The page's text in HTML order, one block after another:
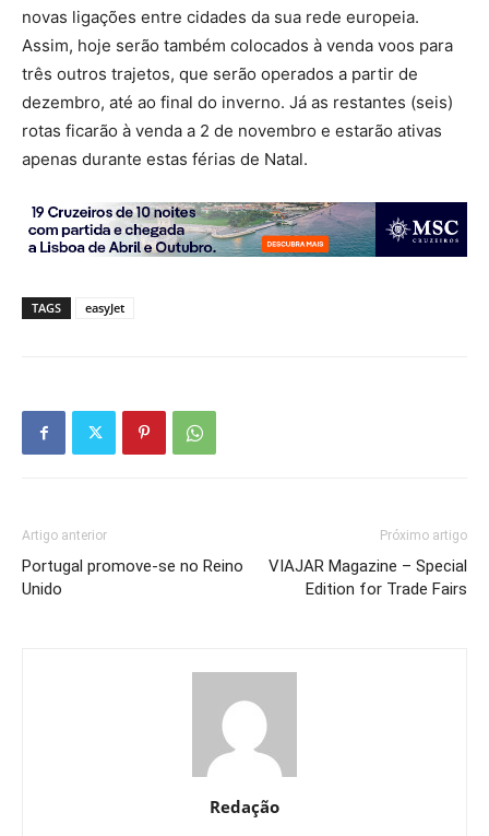
novas ligações entre cidades da sua rede europeia.
Assim, hoje serão também colocados à venda voos para
três outros trajetos, que serão operados a partir de
dezembro, até ao final do inverno. Já as restantes (seis)
rotas ficarão à venda a 2 de novembro e estarão ativas
apenas durante estas férias de Natal.
TAGS easyJet
Artigo anterior
Portugal promove-se no Reino
Unido
Próximo artigo
VIAJAR Magazine – Special
Edition for Trade Fairs
Redação